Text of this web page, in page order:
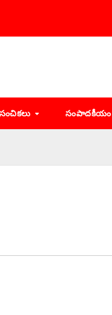
సంపాదకీయం